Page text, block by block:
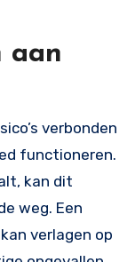
aan
verbonden
functioneren.
kan dit
weg. Een
verlagen op